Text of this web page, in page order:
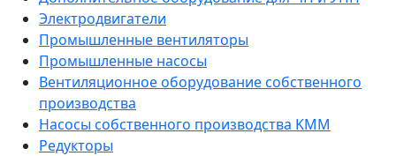
Электродвигатели
Промышленные вентиляторы
Промышленные насосы
Вентиляционное оборудование собственного
производства
Насосы собственного производства KMM
Редукторы